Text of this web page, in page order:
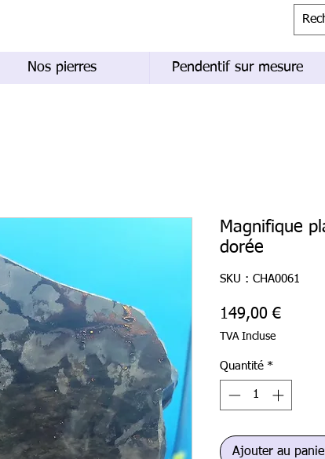
Nos pierres Pendentif sur mesure
Magnifique
dorée
SKU : CHA0061
149,00 €Prix
TVA Incluse
Quantité *
Ajouter au